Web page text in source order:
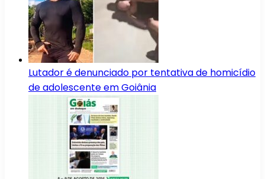
Lutador é denunciado por tentativa de homicídio
de adolescente em Goiânia